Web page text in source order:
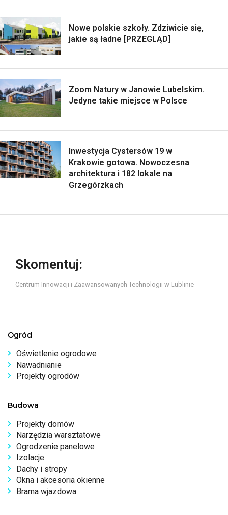
Nowe polskie szkoły. Zdziwicie się,
jakie są ładne [PRZEGLĄD]
Zoom Natury w Janowie Lubelskim.
Jedyne takie miejsce w Polsce
Inwestycja Cystersów 19 w
Krakowie gotowa. Nowoczesna
architektura i 182 lokale na
Grzegórzkach
Skomentuj:
Centrum Innowacji i Zaawansowanych Technologii w Lublinie
Ogród
Oświetlenie ogrodowe
Nawadnianie
Projekty ogrodów
Budowa
Projekty domów
Narzędzia warsztatowe
Ogrodzenie panelowe
Izolacje
Dachy i stropy
Okna i akcesoria okienne
Brama wjazdowa